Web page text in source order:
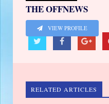
THE OFFNEWS
VIEW PROFILE
RELATED ARTICLES